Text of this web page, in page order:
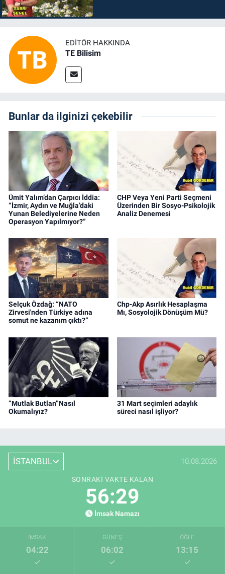
EDITÖR HAKKINDA
TE Bilisim
Bunlar da ilginizi çekebilir
Ümit Yalım’dan Çarpıcı İddia:
“İzmir, Aydın ve Muğla’daki
Yunan Belediyelerine Neden
Operasyon Yapılmıyor?”
CHP Veya Yeni Parti Seçmeni
Üzerinden Bir Sosyo-Psikolojik
Analiz Denemesi
Selçuk Özdağ: “NATO
Zirvesi'nden Türkiye adına
somut ne kazanım çıktı?”
Chp-Akp Asırlık Hesaplaşma
Mı, Sosyolojik Dönüşüm Mü?
“Mutlak Butlan”Nasıl
Okumalıyız?
31 Mart seçimleri adaylık
süreci nasıl işliyor?
İSTANBUL 10.08.2026
SONRAKI VAKTE KALAN
56:28
İmsak Namazı
İMSAK
04:22
GÜNEŞ
06:02
ÖĞLE
13:15